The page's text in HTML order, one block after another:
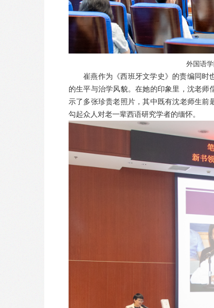
外国语
崔燕作为《西班牙文学史》的责编同时
的生平与治学风貌。在她的印象里，沈老
示了多张珍贵老照片，其中既有沈老师生
勾起众人对老一辈西语研究学者的缅怀。